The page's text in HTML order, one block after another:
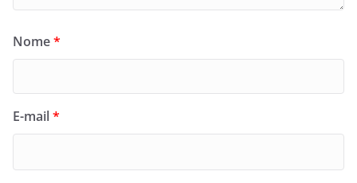
Nome*
E-mail*